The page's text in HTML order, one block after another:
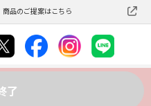
了
商品のご提案はこちら